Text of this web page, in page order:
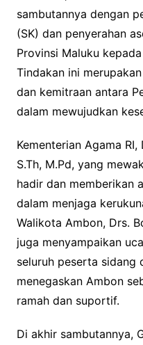
sambutannya dengan
(SK) dan penyerahan
Provinsi Maluku
Tindakan ini
dan kemitraan antara
dalam mewujudkan
Kementerian Agama
S.Th, M.Pd, yang
hadir dan memberikan
dalam menjaga
Walikota Ambon, Drs.
juga menyampaikan
seluruh peserta sidang
menegaskan Ambon
ramah dan suportif.
Di akhir sambutannya,